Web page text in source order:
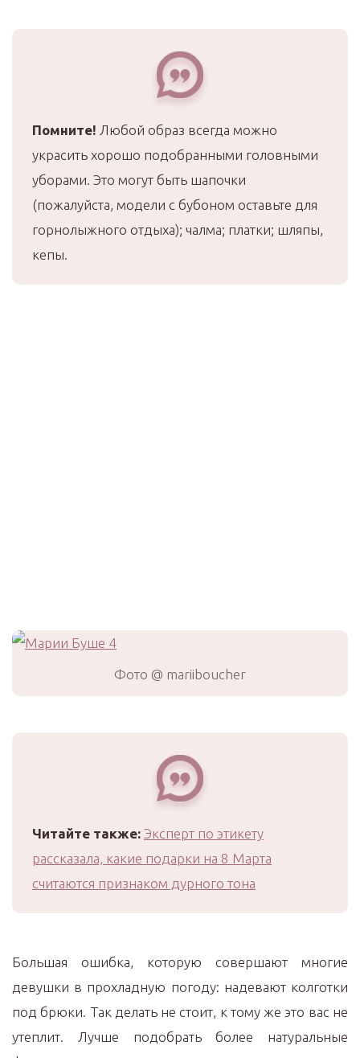
Помните! Любой образ всегда можно
украсить хорошо подобранными головными
уборами. Это могут быть шапочки
(пожалуйста, модели с бубоном оставьте для
горнолыжного отдыха); чалма; платки; шляпы,
кепы.
Фото @ mariiboucher
Читайте также: Эксперт по этикету
рассказала, какие подарки на 8 Марта
считаются признаком дурного тона
Большая ошибка, которую совершают многие
девушки в прохладную погоду: надевают колготки
под брюки. Так делать не стоит, к тому же это вас не
утеплит. Лучше подобрать более натуральные